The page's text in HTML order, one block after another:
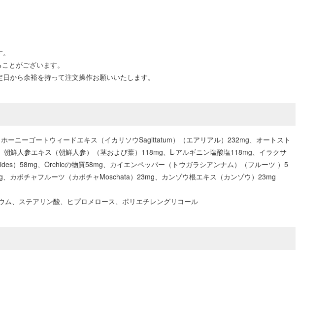
とがございます。
から余裕を持って注文操作お願いいたします。
ニーゴートウィードエキス（イカリソウSagittatum）（エアリアル）232mg、オートスト
鮮人参エキス（朝鮮人参）（茎および葉）118mg、L-アルギニン塩酸塩118mg、イラクサ
）58mg、Orchicの物質58mg、カイエンペッパー（トウガラシアンナム）（フルーツ ）5
カボチャフルーツ（カボチャMoschata）23mg、カンゾウ根エキス（カンゾウ）23mg
、ステアリン酸、ヒプロメロース、ポリエチレングリコール